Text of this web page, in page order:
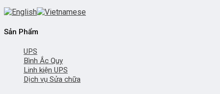
Sản Phẩm
UPS
Bình Ắc Quy
Linh kiện UPS
Dịch vụ Sửa chữa